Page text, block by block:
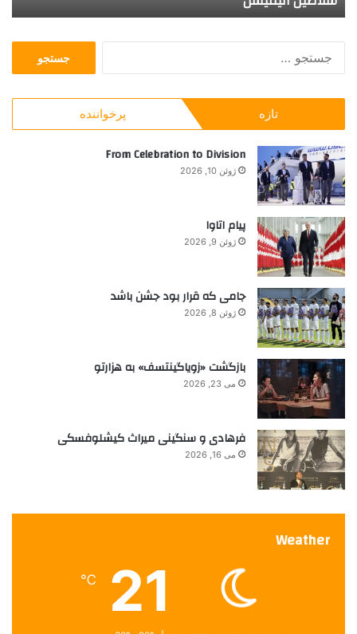
ی
ج
و
ب
تازه پرخواننده
From Celebration to Division
ژوئن 10, 2026
پیام اتاوا
ژوئن 9, 2026
جامی که قرار بود جشن باشد
ژوئن 8, 2026
بازگشت «زویاگینتسف» به هزارتو
می 23, 2026
فرهادی و سنگینی میراث کیشلوفسکی
می 16, 2026
Weather
21
℃